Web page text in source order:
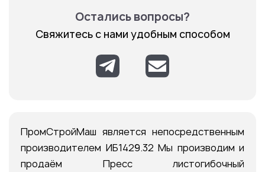
Остались вопросы?
Свяжитесь с нами удобным способом
ПромСтройМаш является непосредственным
производителем ИБ1429.32 Мы производим и
продаём Пресс листогибочный